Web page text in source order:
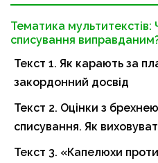
Тематика
списування
Текст 1. Як карають за
закордонний досвід
Текст 2. Оцінки з
списування. Як
Текст 3. «Капелюхи